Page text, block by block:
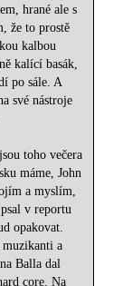
hrané ale s
že to prostě
kalbou
kalící basák,
po sále. A
své nástroje
toho večera
máme, John
a myslím,
v reportu
opakovat.
muzikanti a
Balla dal
core. Na